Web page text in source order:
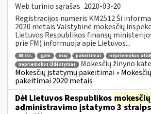
Web turinio sąrašas 2020-03-20
Registracijos numeris KM2512 Ši
2020 metais Valstybinė mokesčių
Lietuvos Respublikos finansų
prie FM) informuoja apie Lietuvos...
88 str. gpm maį pakeitimai
nepriemokos
nepriemokos išdėstymas
Mokesčių žinyno
Mokesčių įstatymų pakeitimai »
pakeitimai 2020 metais
Dėl Lietuvos Respublikos mokesčių
administravimo įstatymo 3